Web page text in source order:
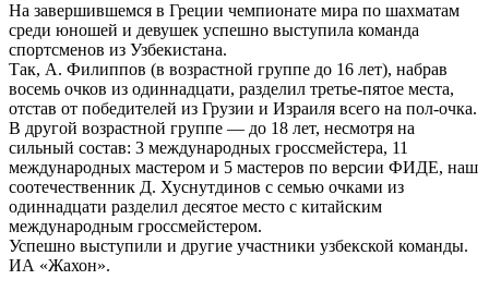
На завершившемся в Греции чемпионате мира по шахматам
среди юношей и девушек успешно выступила команда
спортсменов из Узбекистана.
Так, А. Филиппов (в возрастной группе до 16 лет), набрав
восемь очков из одиннадцати, разделил третье-пятое места,
отстав от победителей из Грузии и Израиля всего на пол-очка.
В другой возрастной группе — до 18 лет, несмотря на
сильный состав: 3 международных гроссмейстера, 11
международных мастером и 5 мастеров по версии ФИДЕ, наш
соотечественник Д. Хуснутдинов с семью очками из
одиннадцати разделил десятое место с китайским
международным гроссмейстером.
Успешно выступили и другие участники узбекской команды.
ИА «Жахон».